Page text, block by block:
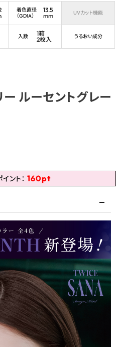
着色直径
（GDIA）
13.5
mm
UVカット機能
入数
1箱
2枚入
うるおい成分
ー ルーセントグレー
ント： 160pt